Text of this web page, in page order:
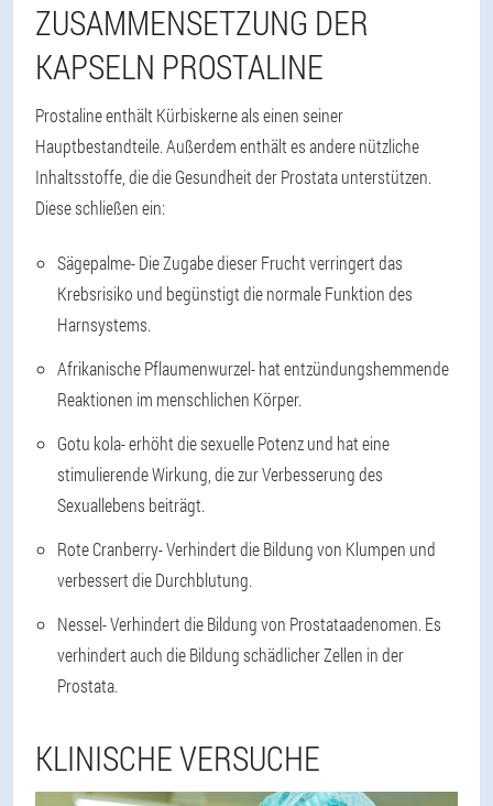
ZUSAMMENSETZUNG DER
KAPSELN PROSTALINE
Prostaline enthält Kürbiskerne als einen seiner
Hauptbestandteile. Außerdem enthält es andere nützliche
Inhaltsstoffe, die die Gesundheit der Prostata unterstützen.
Diese schließen ein:
Sägepalme- Die Zugabe dieser Frucht verringert das
Krebsrisiko und begünstigt die normale Funktion des
Harnsystems.
Afrikanische Pflaumenwurzel- hat entzündungshemmende
Reaktionen im menschlichen Körper.
Gotu kola- erhöht die sexuelle Potenz und hat eine
stimulierende Wirkung, die zur Verbesserung des
Sexuallebens beiträgt.
Rote Cranberry- Verhindert die Bildung von Klumpen und
verbessert die Durchblutung.
Nessel- Verhindert die Bildung von Prostataadenomen. Es
verhindert auch die Bildung schädlicher Zellen in der
Prostata.
KLINISCHE VERSUCHE